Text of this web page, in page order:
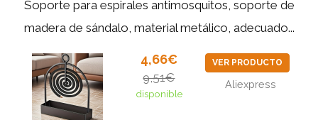
Soporte para espirales antimosquitos, soporte de
madera de sándalo, material metálico, adecuado...
4,66€
9,51€
disponible
VER PRODUCTO
Aliexpress